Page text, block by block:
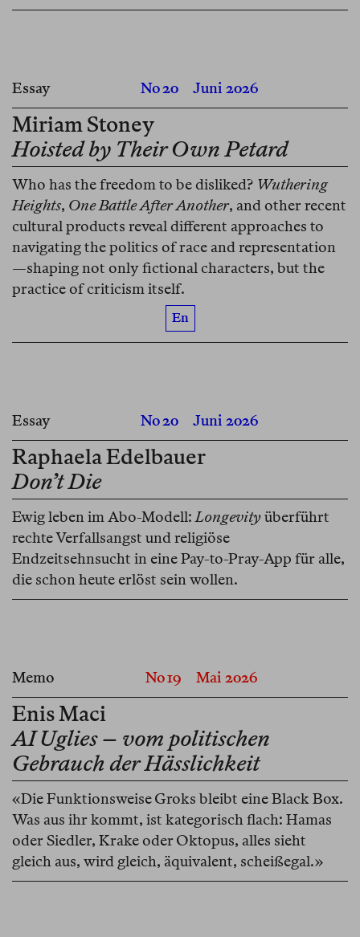
Essay No 20 Juni 2026
Miriam Stoney
Hoisted by Their Own Petard
Who has the freedom to be disliked? Wuthering
Heights, One Battle After Another, and other recent
cultural products reveal different approaches to
navigating the politics of race and representation
—shaping not only fictional characters, but the
practice of criticism itself.
En
Essay No 20 Juni 2026
Raphaela Edelbauer
Don’t Die
Ewig leben im Abo-Modell: Longevityüberführt
rechte Verfallsangst und religiöse
Endzeitsehnsucht in eine Pay-to-Pray-App für alle,
die schon heute erlöst sein wollen.
Memo No 19 Mai 2026
Enis Maci
AI Uglies – vom politischen
Gebrauch der Hässlichkeit
«Die Funktionsweise Groks bleibt eine Black Box.
Was aus ihr kommt, ist kategorisch flach: Hamas
oder Siedler, Krake oder Oktopus, alles sieht
gleich aus, wird gleich, äquivalent, scheißegal.»